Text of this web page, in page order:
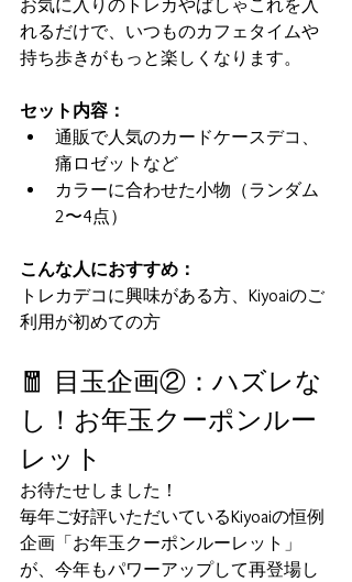
お気に入りのトレカやぱしゃこれを入
れるだけで、いつものカフェタイムや
持ち歩きがもっと楽しくなります。
セット内容：
通販で人気のカードケースデコ、
痛ロゼットなど
カラーに合わせた小物（ランダム
2〜4点）
こんな人におすすめ：
トレカデコに興味がある方、Kiyoaiのご
利用が初めての方
🧧 目玉企画②：ハズレな
し！お年玉クーポンルー
レット
お待たせしました！
毎年ご好評いただいているKiyoaiの恒例
企画「お年玉クーポンルーレット」
が、今年もパワーアップして再登場し